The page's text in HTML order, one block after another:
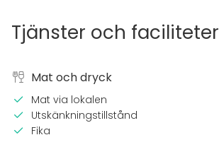
Tjänster och faciliteter
Mat och dryck
Mat via lokalen
Utskänkningstillstånd
Fika